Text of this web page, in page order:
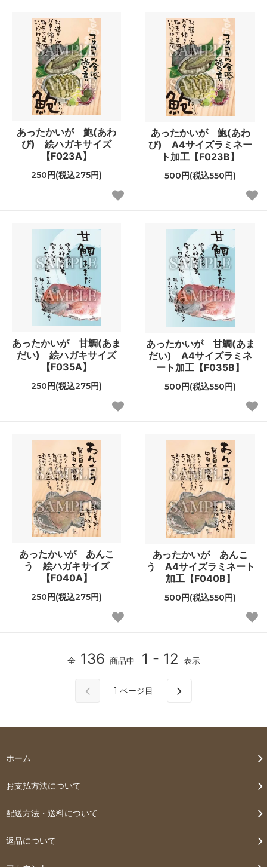
あったかいが 鮑(あわ
び) 絵ハガキサイズ
【F023A】
250円(税込275円)
あったかいが 鮑(あわ
び) A4サイズラミネー
ト加工【F023B】
500円(税込550円)
あったかいが 甘鯛(あま
だい) 絵ハガキサイズ
【F035A】
250円(税込275円)
あったかいが 甘鯛(あま
だい) A4サイズラミネ
ート加工【F035B】
500円(税込550円)
あったかいが あんこ
う 絵ハガキサイズ
【F040A】
250円(税込275円)
あったかいが あんこ
う A4サイズラミネート
加工【F040B】
500円(税込550円)
全 136 商品中 1 - 12 表示
1 ページ目
ホーム
お支払方法について
配送方法・送料について
返品について